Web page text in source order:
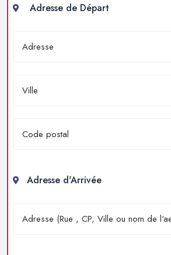
Adresse de Départ
Adresse d'Arrivée